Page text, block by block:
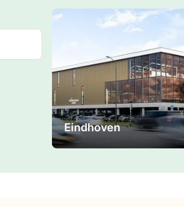
Eindhoven